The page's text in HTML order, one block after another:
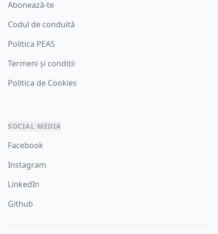
Abonează-te
Codul de conduită
Politica PEAS
Termeni și condiții
Politica de Cookies
SOCIAL MEDIA
Facebook
Instagram
LinkedIn
Github